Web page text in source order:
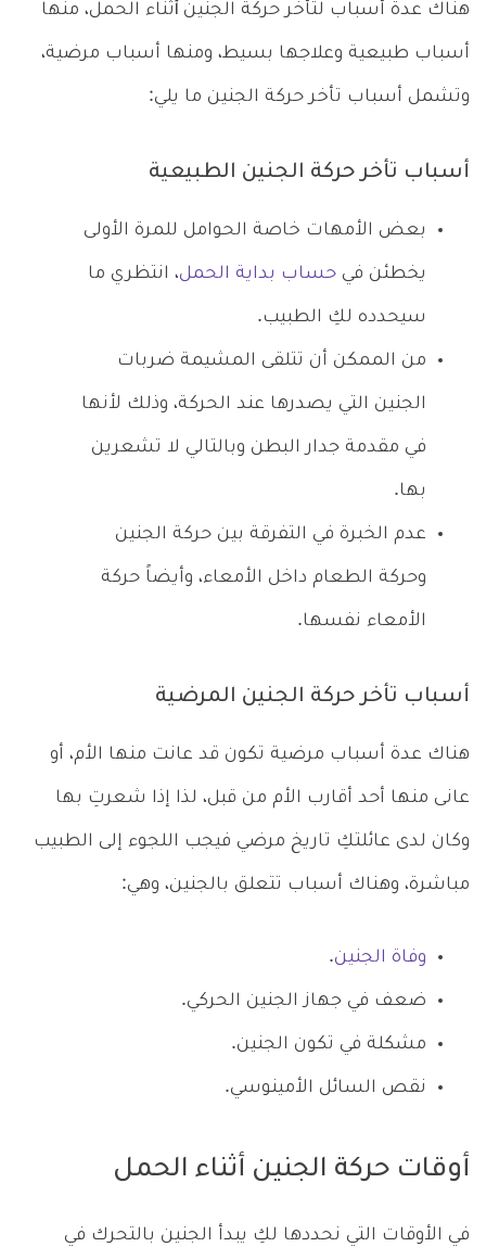
هناك عدة أسباب لتأخر حركة الجنين أثناء الحمل، منها
أسباب طبيعية وعلاجها بسيط، ومنها أسباب مرضية،
وتشمل أسباب تأخر حركة الجنين ما يلي:
أسباب تأخر حركة الجنين الطبيعية
بعض الأمهات خاصة الحوامل للمرة الأولى
يخطئن في حساب بداية الحمل، انتظري ما
سيحدده لكِ الطبيب.
من الممكن أن تتلقى المشيمة ضربات
الجنين التي يصدرها عند الحركة، وذلك لأنها
في مقدمة جدار البطن وبالتالي لا تشعرين
بها.
عدم الخبرة في التفرقة بين حركة الجنين
وحركة الطعام داخل الأمعاء، وأيضاً حركة
الأمعاء نفسها.
أسباب تأخر حركة الجنين المرضية
هناك عدة أسباب مرضية تكون قد عانت منها الأم، أو
عانى منها أحد أقارب الأم من قبل، لذا إذا شعرتِ بها
وكان لدى عائلتكِ تاريخ مرضي فيجب اللجوء إلى الطبيب
مباشرة، وهناك أسباب تتعلق بالجنين، وهي:
وفاة الجنين.
ضعف في جهاز الجنين الحركي.
مشكلة في تكون الجنين.
نقص السائل الأمينوسي.
أوقات حركة الجنين أثناء الحمل
في الأوقات التي نحددها لكِ يبدأ الجنين بالتحرك في